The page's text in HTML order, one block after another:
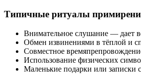
Типичные ритуалы
Внимательное слушание — дает
Обмен извинениями в тёплой и
Совместное
Использование физических
Маленькие подарки или записки